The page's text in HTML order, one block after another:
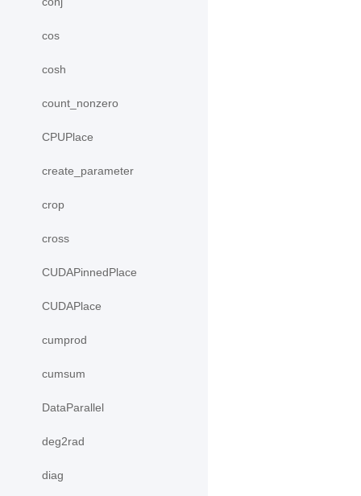
cos
cosh
count_nonzero
CPUPlace
create_parameter
crop
cross
CUDAPinnedPlace
CUDAPlace
cumprod
cumsum
DataParallel
deg2rad
diag